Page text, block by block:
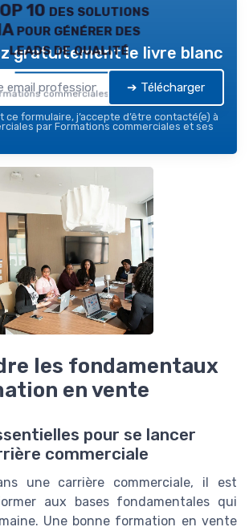
10 des solutions
IA pour générer des
leads de qualité
commerciales — 2026
gratuitement le livre blanc
➔ Télécharger
ce formulaire, j’accepte d’être contacté(e) à
par Formations commerciales et ses
les fondamentaux
en vente
pour se lancer
commerciale
une carrière commerciale, il est
aux bases fondamentales qui
Une bonne formation en vente